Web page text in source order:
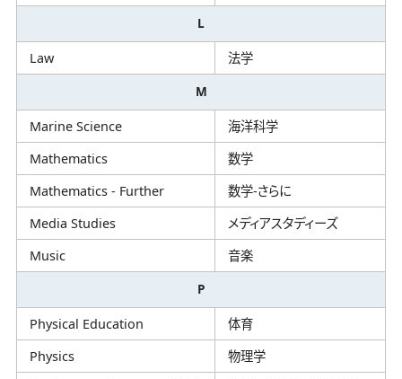
L
Law 法学
M
Marine Science
海洋科学
Mathematics
数学
Mathematics - Further
数学-さらに
Media Studies
メディアスタディーズ
Music
音楽
P
Physical Education
体育
Physics
物理学